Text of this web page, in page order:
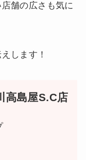
舗の広さも気に
します！
高島屋S.C店